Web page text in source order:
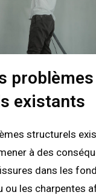
problèmes
existants
structurels
à des
dans les
ou les charpentes